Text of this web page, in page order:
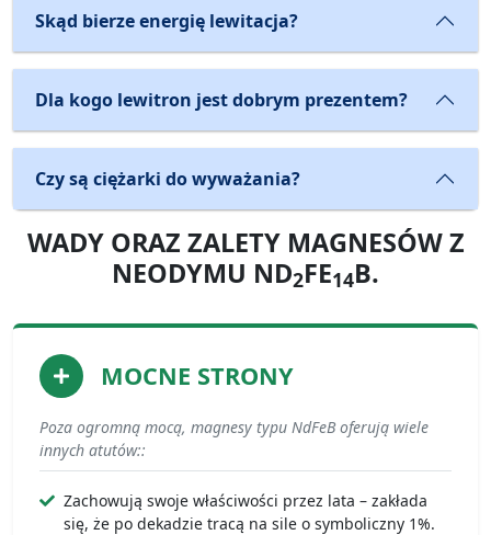
Skąd bierze energię lewitacja?
Dla kogo lewitron jest dobrym prezentem?
Czy są ciężarki do wyważania?
WADY ORAZ ZALETY MAGNESÓW Z
NEODYMU ND2FE14B.
MOCNE STRONY
Poza ogromną mocą, magnesy typu NdFeB oferują wiele
innych atutów::
Zachowują swoje właściwości przez lata – zakłada
się, że po dekadzie tracą na sile o symboliczny 1%.